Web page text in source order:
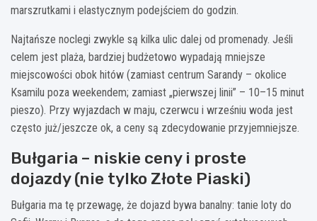
marszrutkami i elastycznym podejściem do godzin.
Najtańsze noclegi zwykle są kilka ulic dalej od promenady. Jeśli
celem jest plaża, bardziej budżetowo wypadają mniejsze
miejscowości obok hitów (zamiast centrum Sarandy – okolice
Ksamilu poza weekendem; zamiast „pierwszej linii” – 10–15 minut
pieszo). Przy wyjazdach w maju, czerwcu i wrześniu woda jest
często już/jeszcze ok, a ceny są zdecydowanie przyjemniejsze.
Bułgaria – niskie ceny i proste
dojazdy (nie tylko Złote Piaski)
Bułgaria ma tę przewagę, że dojazd bywa banalny: tanie loty do